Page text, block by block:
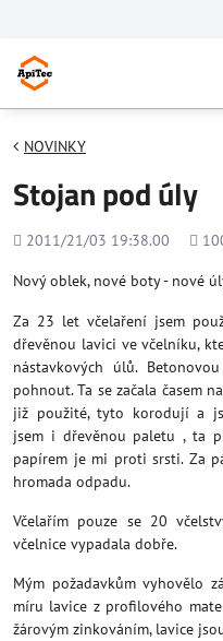
NOVINKY
Stojan pod úly
Přidáno
2011/21/03 19:38.00
Počet
Nový oblek, nové boty - nové
Za 23 let včelaření jsem
dřevěnou lavici ve včelníku,
nástavkových úlů.
pohnout. Ta se začala časem
již použité, tyto korodují a
jsem i dřevěnou paletu , ta
papírem je mi proti srsti. Za
hromada odpadu.
Včelařím pouze se 20
včelnice vypadala dobře.
Mým požadavkům vyhovělo
míru lavice z profilového
žárovým zinkováním, lavice